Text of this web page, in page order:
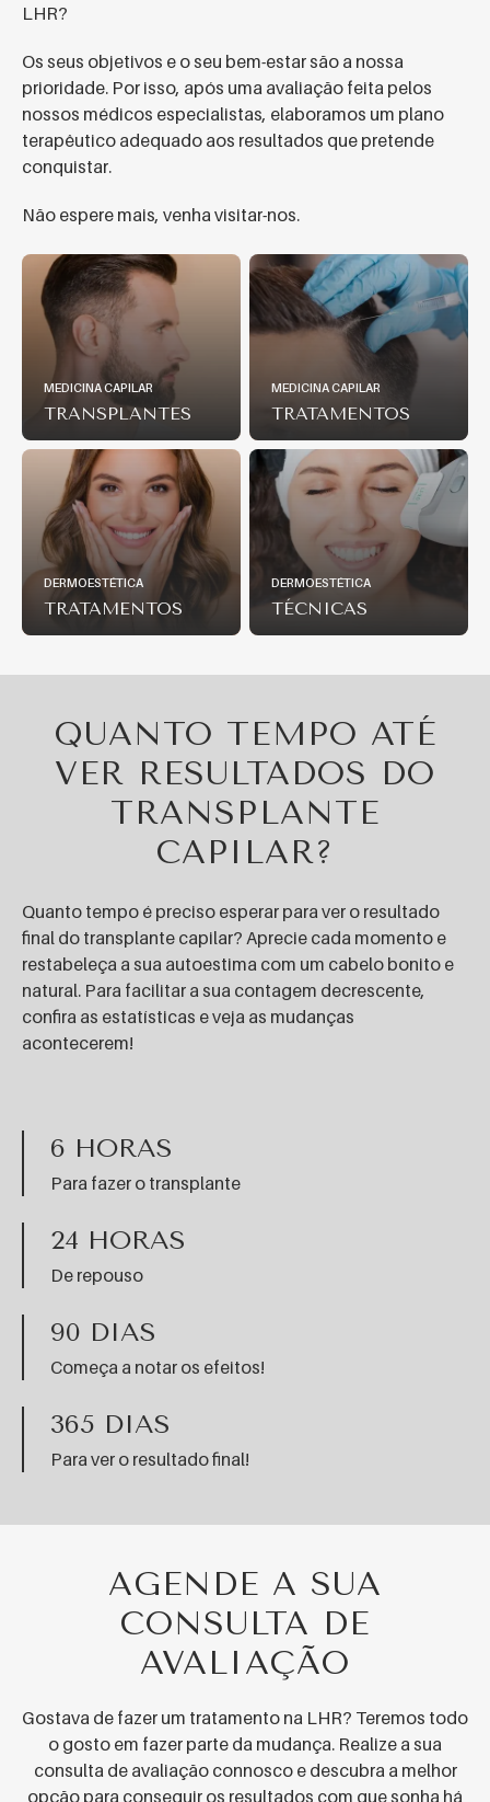
LHR?
Os seus objetivos e o seu bem-estar são a nossa
prioridade. Por isso, após uma avaliação feita pelos
nossos médicos especialistas, elaboramos um plano
terapêutico adequado aos resultados que pretende
conquistar.
Não espere mais, venha visitar-nos.
MEDICINA CAPILAR
TRANSPLANTES
MEDICINA CAPILAR
TRATAMENTOS
DERMOESTÉTICA
TRATAMENTOS
DERMOESTÉTICA
TÉCNICAS
QUANTO TEMPO ATÉ
VER RESULTADOS DO
TRANSPLANTE
CAPILAR?
Quanto tempo é preciso esperar para ver o resultado
final do transplante capilar? Aprecie cada momento e
restabeleça a sua autoestima com um cabelo bonito e
natural. Para facilitar a sua contagem decrescente,
confira as estatísticas e veja as mudanças
acontecerem!
6 HORAS
Para fazer o transplante
24 HORAS
De repouso
90 DIAS
Começa a notar os efeitos!
365 DIAS
Para ver o resultado final!
AGENDE A SUA
CONSULTA DE
AVALIAÇÃO
Gostava de fazer um tratamento na LHR? Teremos todo
o gosto em fazer parte da mudança. Realize a sua
consulta de avaliação connosco e descubra a melhor
opção para conseguir os resultados com que sonha há